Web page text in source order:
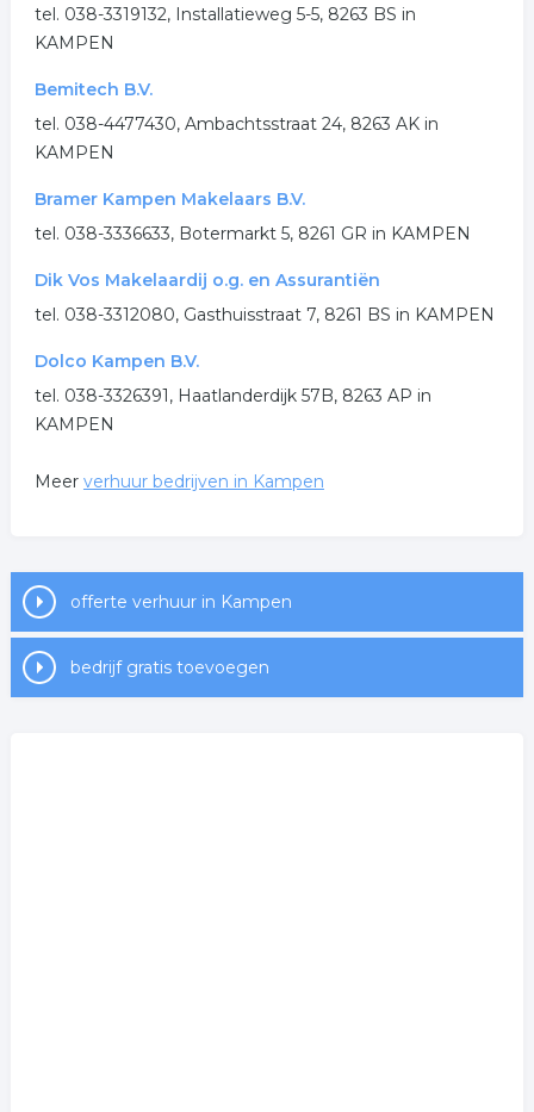
tel. 038-3319132, Installatieweg 5-5, 8263 BS in
KAMPEN
Bemitech B.V.
tel. 038-4477430, Ambachtsstraat 24, 8263 AK in
KAMPEN
Bramer Kampen Makelaars B.V.
tel. 038-3336633, Botermarkt 5, 8261 GR in KAMPEN
Dik Vos Makelaardij o.g. en Assurantiën
tel. 038-3312080, Gasthuisstraat 7, 8261 BS in KAMPEN
Dolco Kampen B.V.
tel. 038-3326391, Haatlanderdijk 57B, 8263 AP in
KAMPEN
Meer verhuur bedrijven in Kampen
offerte verhuur in Kampen
bedrijf gratis toevoegen